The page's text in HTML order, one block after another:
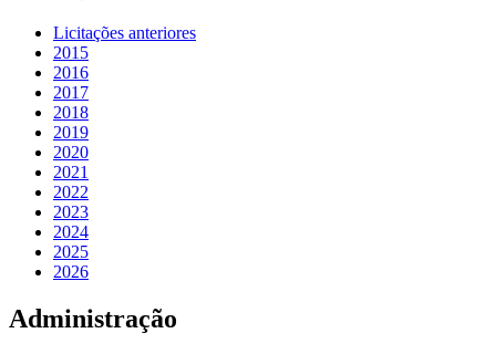
Licitações anteriores
2015
2016
2017
2018
2019
2020
2021
2022
2023
2024
2025
2026
Administração